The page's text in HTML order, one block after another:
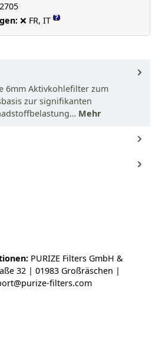
❌ FR, IT ?
6mm Aktivkohlefilter zum
zur signifikanten
Mehr
PURIZE Filters GmbH &
32 | 01983 Großräschen |
filters.com